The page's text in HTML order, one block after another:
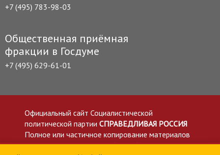
+7 (495) 783-98-03
Общественная приёмная
фракции в Госдуме
+7 (495) 629-61-01
Официальный сайт Социалистической
политической партии СПРАВЕДЛИВАЯ РОССИЯ
Полное или частичное копирование материалов
приветствуется со ссылкой на сайт spravedlivo.ru